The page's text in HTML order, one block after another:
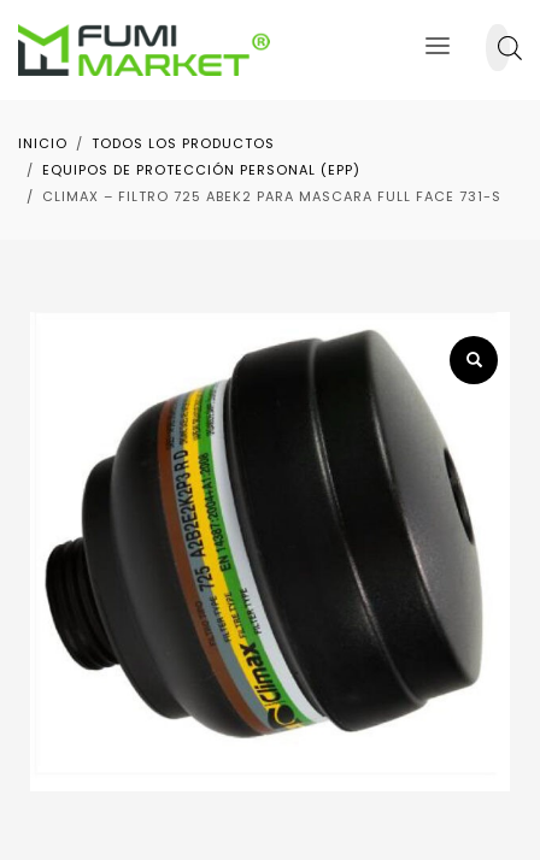
INICIO
TODOS LOS PRODUCTOS
EQUIPOS DE PROTECCIÓN PERSONAL (EPP)
CLIMAX – FILTRO 725 ABEK2 PARA MASCARA FULL FACE 731-S